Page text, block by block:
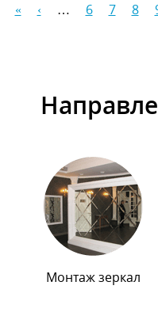
« ‹ … 6 7 8
Монтаж зеркал